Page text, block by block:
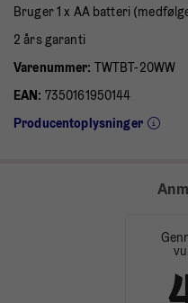
Bruger 1 x AA batteri
2 års garanti
Varenummer: TWTBT-20WW
EAN: 7350161950144
Producentoplysninger